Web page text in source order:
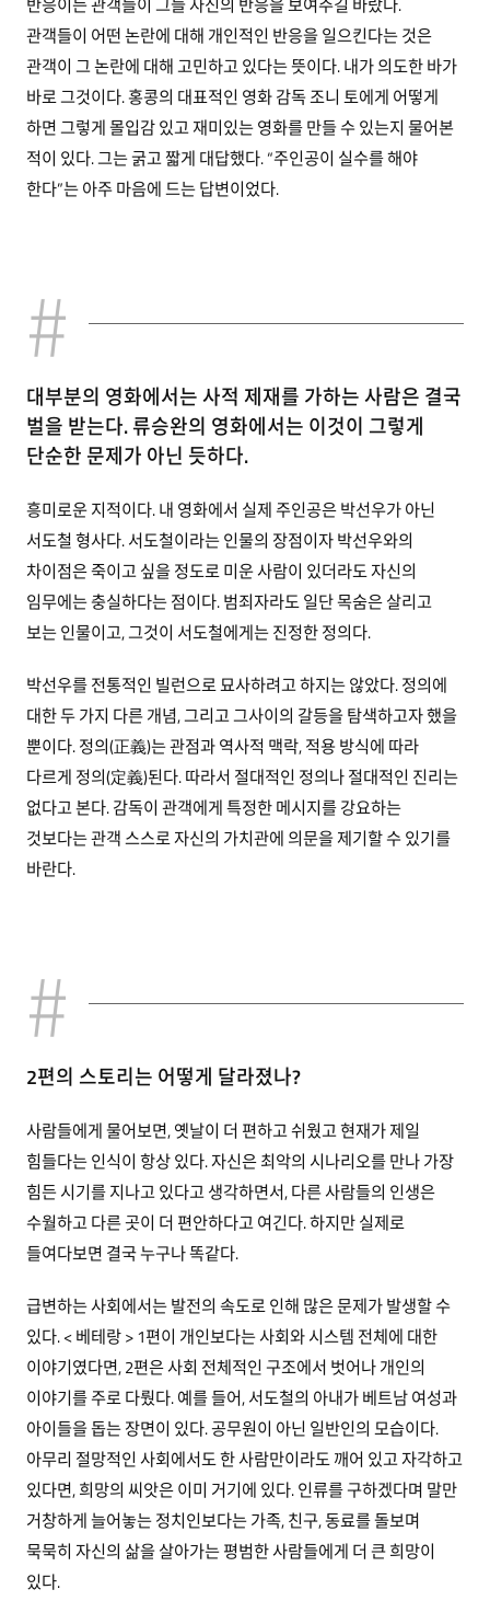
관객들이 어떤 논란에 대해 개인적인 반응을 일으킨다는 것은
관객이 그 논란에 대해 고민하고 있다는 뜻이다. 내가 의도한 바가
바로 그것이다. 홍콩의 대표적인 영화 감독 조니 토에게 어떻게
하면 그렇게 몰입감 있고 재미있는 영화를 만들 수 있는지 물어본
적이 있다. 그는 굵고 짧게 대답했다. “주인공이 실수를 해야
한다”는 아주 마음에 드는 답변이었다.
대부분의 영화에서는 사적 제재를 가하는 사람은 결국
벌을 받는다. 류승완의 영화에서는 이것이 그렇게
단순한 문제가 아닌 듯하다.
흥미로운 지적이다. 내 영화에서 실제 주인공은 박선우가 아닌
서도철 형사다. 서도철이라는 인물의 장점이자 박선우와의
차이점은 죽이고 싶을 정도로 미운 사람이 있더라도 자신의
임무에는 충실하다는 점이다. 범죄자라도 일단 목숨은 살리고
보는 인물이고, 그것이 서도철에게는 진정한 정의다.
박선우를 전통적인 빌런으로 묘사하려고 하지는 않았다. 정의에
대한 두 가지 다른 개념, 그리고 그사이의 갈등을 탐색하고자 했을
뿐이다. 정의(正義)는 관점과 역사적 맥락, 적용 방식에 따라
다르게 정의(定義)된다. 따라서 절대적인 정의나 절대적인 진리는
없다고 본다. 감독이 관객에게 특정한 메시지를 강요하는
것보다는 관객 스스로 자신의 가치관에 의문을 제기할 수 있기를
바란다.
2편의 스토리는 어떻게 달라졌나?
사람들에게 물어보면, 옛날이 더 편하고 쉬웠고 현재가 제일
힘들다는 인식이 항상 있다. 자신은 최악의 시나리오를 만나 가장
힘든 시기를 지나고 있다고 생각하면서, 다른 사람들의 인생은
수월하고 다른 곳이 더 편안하다고 여긴다. 하지만 실제로
들여다보면 결국 누구나 똑같다.
급변하는 사회에서는 발전의 속도로 인해 많은 문제가 발생할 수
있다. < 베테랑 > 1편이 개인보다는 사회와 시스템 전체에 대한
이야기였다면, 2편은 사회 전체적인 구조에서 벗어나 개인의
이야기를 주로 다뤘다. 예를 들어, 서도철의 아내가 베트남 여성과
아이들을 돕는 장면이 있다. 공무원이 아닌 일반인의 모습이다.
아무리 절망적인 사회에서도 한 사람만이라도 깨어 있고 자각하고
있다면, 희망의 씨앗은 이미 거기에 있다. 인류를 구하겠다며 말만
거창하게 늘어놓는 정치인보다는 가족, 친구, 동료를 돌보며
묵묵히 자신의 삶을 살아가는 평범한 사람들에게 더 큰 희망이
있다.